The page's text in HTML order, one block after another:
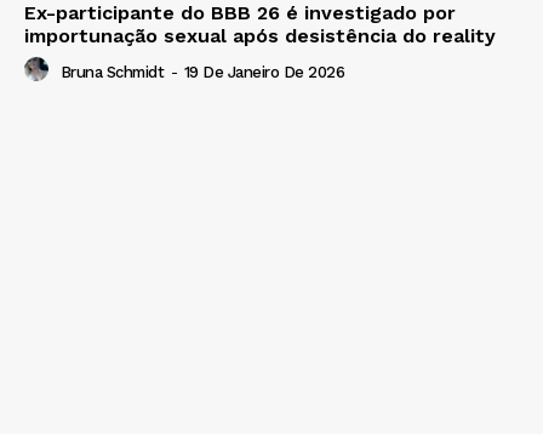
Ex-participante do BBB 26 é investigado por
importunação sexual após desistência do reality
Bruna Schmidt - 19 De Janeiro De 2026